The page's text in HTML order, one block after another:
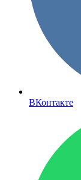
ВКонтакте